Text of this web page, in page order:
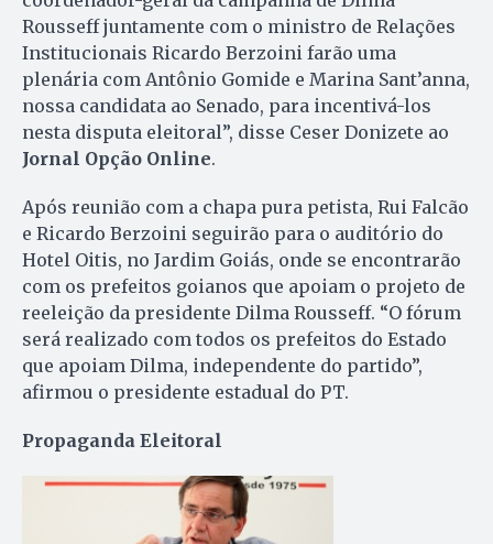
Rousseff juntamente com o ministro de Relações
Institucionais Ricardo Berzoini farão uma
plenária com Antônio Gomide e Marina Sant’anna,
nossa candidata ao Senado, para incentivá-los
nesta disputa eleitoral”, disse Ceser Donizete ao
Jornal Opção Online.
Após reunião com a chapa pura petista, Rui Falcão
e Ricardo Berzoini seguirão para o auditório do
Hotel Oitis, no Jardim Goiás, onde se encontrarão
com os prefeitos goianos que apoiam o projeto de
reeleição da presidente Dilma Rousseff. “O fórum
será realizado com todos os prefeitos do Estado
que apoiam Dilma, independente do partido”,
afirmou o presidente estadual do PT.
Propaganda Eleitoral